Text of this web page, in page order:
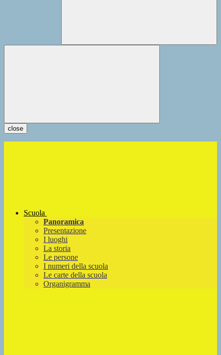
close
Scuola
Panoramica
Presentazione
I luoghi
La storia
Le persone
I numeri della scuola
Le carte della scuola
Organigramma